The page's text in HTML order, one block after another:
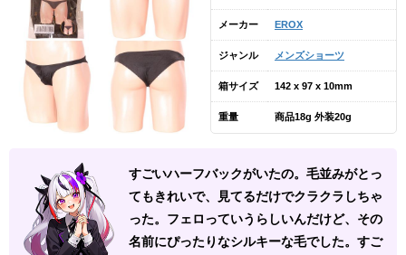
メーカー EROX
ジャンル メンズショーツ
箱サイズ 142 x 97 x 10mm
重量 商品18g 外装20g
すごいハーフバックがいたの。毛並みがとっ
てもきれいで、見てるだけでクラクラしちゃ
った。フェロっていうらしいんだけど、その
名前にぴったりなシルキーな毛でした。すご